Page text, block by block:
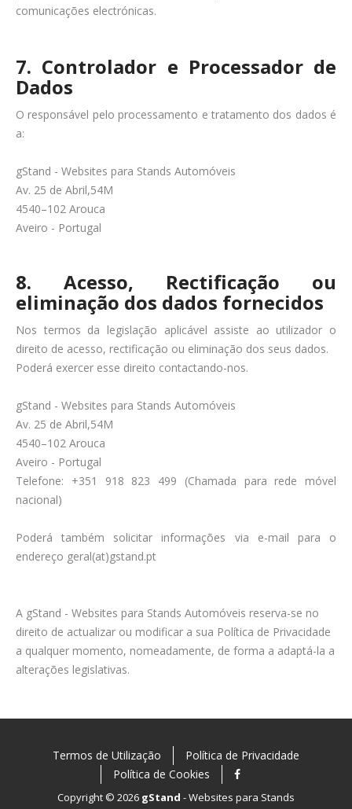
comunicações electrónicas.
7. Controlador e Processador de
Dados
O responsável pelo processamento e tratamento dos dados é
a:
gStand - Websites para Stands Automóveis
Av. 25 de Abril,54M
4540–102 Arouca
Aveiro - Portugal
8. Acesso, Rectificação ou
eliminação dos dados fornecidos
Nos termos da legislação aplicável assiste ao utilizador o
direito de acesso, rectificação ou eliminação dos seus dados.
Poderá exercer esse direito contactando-nos.
gStand - Websites para Stands Automóveis
Av. 25 de Abril,54M
4540–102 Arouca
Aveiro - Portugal
Telefone: +351 918 823 499 (Chamada para rede móvel
nacional)
Poderá também solicitar informações via e-mail para o
endereço geral(at)gstand.pt
A gStand - Websites para Stands Automóveis reserva-se no
direito de actualizar ou modificar a sua Política de Privacidade
a qualquer momento, nomeadamente, de forma a adaptá-la a
alterações legislativas.
Termos de Utilização
Política de Privacidade
Política de Cookies
Copyright © 2026 gStand - Websites para Stands